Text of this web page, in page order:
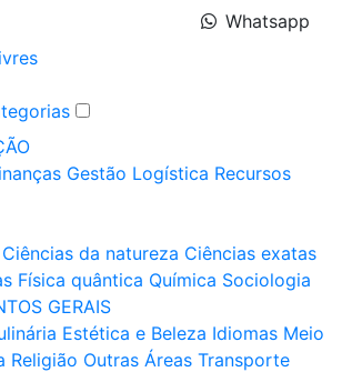
Whatsapp
Gestão Logística Recursos
Ciências da natureza Ciências exatas
Física quântica Química Sociologia
GERAIS
Estética e Beleza Idiomas Meio
Religião Outras Áreas Transporte